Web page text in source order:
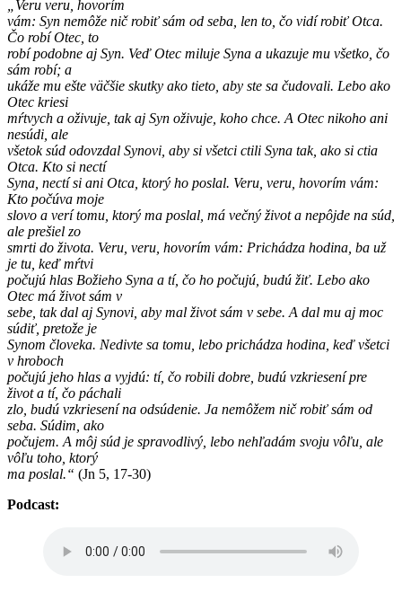
„Veru veru, hovorím
vám: Syn nemôže nič robiť sám od seba, len to, čo vidí robiť Otca.
Čo robí Otec, to
robí podobne aj Syn. Veď Otec miluje Syna a ukazuje mu všetko, čo
sám robí; a
ukáže mu ešte väčšie skutky ako tieto, aby ste sa čudovali. Lebo ako
Otec kriesi
mŕtvych a oživuje, tak aj Syn oživuje, koho chce. A Otec nikoho ani
nesúdi, ale
všetok súd odovzdal Synovi, aby si všetci ctili Syna tak, ako si ctia
Otca. Kto si nectí
Syna, nectí si ani Otca, ktorý ho poslal. Veru, veru, hovorím vám:
Kto počúva moje
slovo a verí tomu, ktorý ma poslal, má večný život a nepôjde na súd,
ale prešiel zo
smrti do života. Veru, veru, hovorím vám: Prichádza hodina, ba už
je tu, keď mŕtvi
počujú hlas Božieho Syna a tí, čo ho počujú, budú žiť. Lebo ako
Otec má život sám v
sebe, tak dal aj Synovi, aby mal život sám v sebe. A dal mu aj moc
súdiť, pretože je
Synom človeka. Nedivte sa tomu, lebo prichádza hodina, keď všetci
v hroboch
počujú jeho hlas a vyjdú: tí, čo robili dobre, budú vzkriesení pre
život a tí, čo páchali
zlo, budú vzkriesení na odsúdenie. Ja nemôžem nič robiť sám od
seba. Súdim, ako
počujem. A môj súd je spravodlivý, lebo nehľadám svoju vôľu, ale
vôľu toho, ktorý
ma poslal.“ (Jn 5, 17-30)
Podcast: